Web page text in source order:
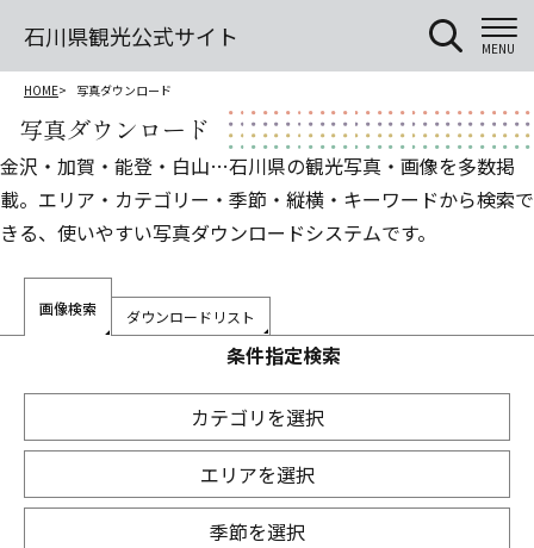
石川県観光公式サイト MENU
HOME 写真ダウンロード
写真ダウンロード
金沢・加賀・能登・白山…石川県の観光写真・画像を多数掲
載。エリア・カテゴリー・季節・縦横・キーワードから検索で
きる、使いやすい写真ダウンロードシステムです。
画像検索 ダウンロードリスト
条件指定検索
カテゴリを選択
エリアを選択
季節を選択